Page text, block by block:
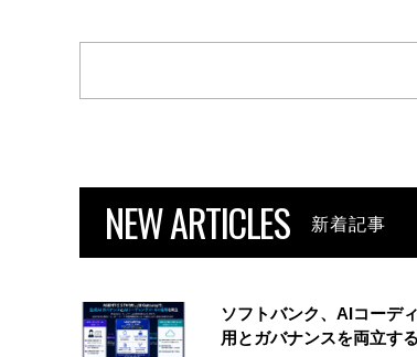
NEW ARTICLES 新着記事
ソフトバンク、AIコーデ
用とガバナンスを両立す